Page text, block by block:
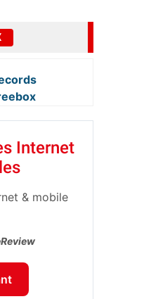
Internet
& mobile